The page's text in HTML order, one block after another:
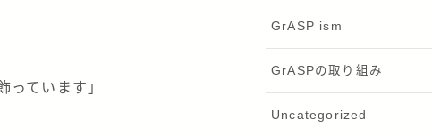
っています」
GrASP ism
GrASPの取り組み
Uncategorized